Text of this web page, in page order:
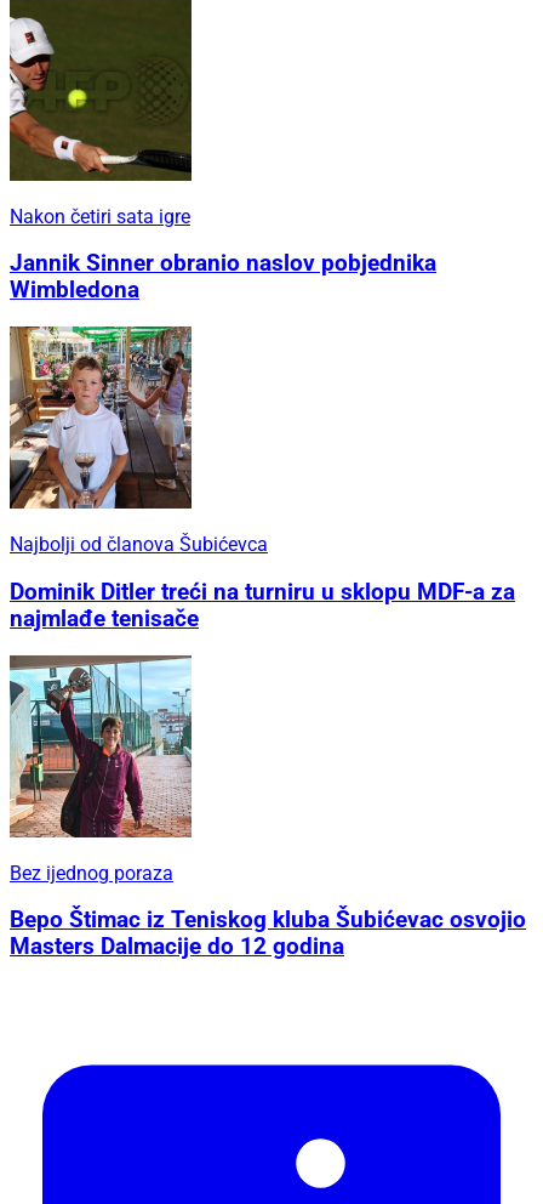
Nakon četiri sata igre
Jannik Sinner obranio naslov pobjednika
Wimbledona
Najbolji od članova Šubićevca
Dominik Ditler treći na turniru u sklopu MDF-a za
najmlađe tenisače
Bez ijednog poraza
Bepo Štimac iz Teniskog kluba Šubićevac osvojio
Masters Dalmacije do 12 godina